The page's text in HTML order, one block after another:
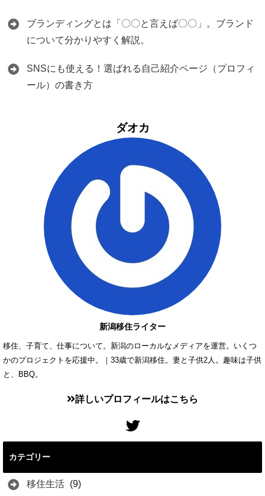
ブランディングとは「〇〇と言えば〇〇」。ブランド
について分かりやすく解説。
SNSにも使える！選ばれる自己紹介ページ（プロフィ
ール）の書き方
ダオカ
新潟移住ライター
移住、子育て、仕事について。新潟のローカルなメディアを運営。いくつ
かのプロジェクトを応援中。｜33歳で新潟移住。妻と子供2人。趣味は子供
と、BBQ。
詳しいプロフィールはこちら
カテゴリー
移住生活 (9)